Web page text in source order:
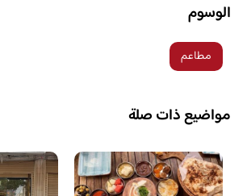
الوسوم
مطاعم
مواضيع ذات صلة